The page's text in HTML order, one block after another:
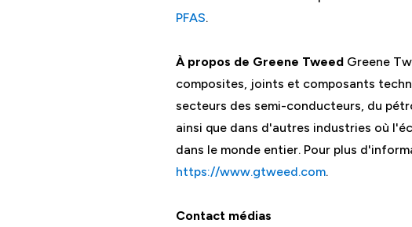
PFAS.
À propos de Greene Tweed Greene
composites, joints et composants
secteurs des semi-conducteurs, du
ainsi que dans d'autres industries où
dans le monde entier. Pour plus
https://www.gtweed.com.
Contact médias